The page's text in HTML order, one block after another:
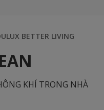
BETTER LIVING
KHÍ TRONG NHÀ